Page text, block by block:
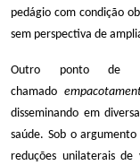
pedágio com condição
sem perspectiva de
Outro ponto de
chamado
disseminando em
saúde. Sob o
reduções unilaterais de